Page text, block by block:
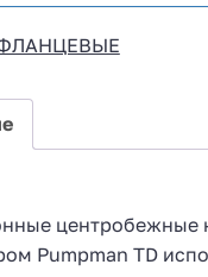
центробежные
Pumpman TD